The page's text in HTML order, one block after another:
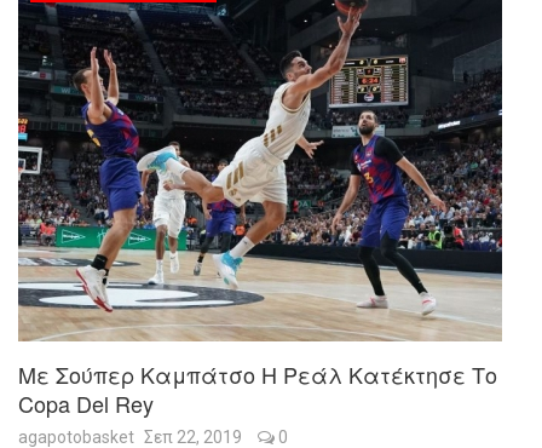
Με Σούπερ Καμπάτσο Η Ρεάλ Κατέκτησε Το
Copa Del Rey
agapotobasket Σεπ 22, 2019
0